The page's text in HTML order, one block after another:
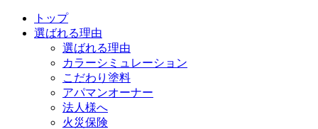
トップ
選ばれる理由
選ばれる理由
カラーシミュレーション
こだわり塗料
アパマンオーナー
法人様へ
火災保険